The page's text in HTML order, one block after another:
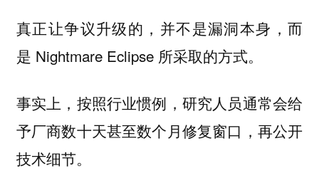
真正让争议升级的，并不是漏洞本身，而
是 Nightmare Eclipse 所采取的方式。
事实上，按照行业惯例，研究人员通常会给
予厂商数十天甚至数个月修复窗口，再公开
技术细节。